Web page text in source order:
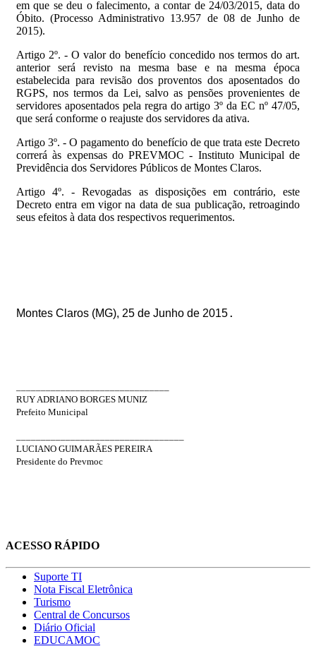
em que se deu o falecimento, a contar de 24/03/2015, data do
Óbito. (Processo Administrativo 13.957 de 08 de Junho de
2015).
Artigo 2º. - O valor do benefício concedido nos termos do art.
anterior será revisto na mesma base e na mesma época
estabelecida para revisão dos proventos dos aposentados do
RGPS, nos termos da Lei, salvo as pensões provenientes de
servidores aposentados pela regra do artigo 3º da EC nº 47/05,
que será conforme o reajuste dos servidores da ativa.
Artigo 3º. - O pagamento do benefício de que trata este Decreto
correrá às expensas do PREVMOC - Instituto Municipal de
Previdência dos Servidores Públicos de Montes Claros.
Artigo 4º. - Revogadas as disposições em contrário, este
Decreto entra em vigor na data de sua publicação, retroagindo
seus efeitos à data dos respectivos requerimentos.
Montes Claros (MG), 25 de Junho de 2015.
RUY ADRIANO BORGES MUNIZ
Prefeito Municipal
LUCIANO GUIMARÃES PEREIRA
Presidente do Prevmoc
ACESSO RÁPIDO
Suporte TI
Nota Fiscal Eletrônica
Turismo
Central de Concursos
Diário Oficial
EDUCAMOC